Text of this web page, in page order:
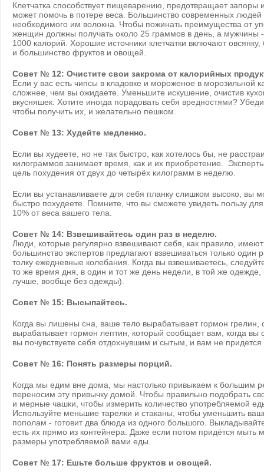
Клетчатка способствует пищеварению, предотвращает запоры
может помочь в потере веса. Большинство современных людей
необходимого им волокна. Чтобы пожинать преимущества от
женщин должны получать около 25 граммов в день, а мужчины
1000 калорий. Хорошие источники клетчатки включают
и большинство фруктов и овощей.
Совет № 12: Очистите свои закрома от калорийных
Если у вас есть чипсы в кладовке и мороженое в морозильной
сложнее, чем вы ожидаете. Уменьшите искушение, очистив
вкусняшек. Хотите иногда порадовать себя вредностями?
чтобы получить их, и желательно пешком.
Совет № 13: Худейте медленно.
Если вы худеете, но не так быстро, как хотелось бы, не
килограммов занимает время, как и их приобретение.
цель похудения от двух до четырёх килограмм в неделю.
Если вы устанавливаете для себя планку слишком высоко, вы
быстро похудеете. Помните, что вы сможете увидеть пользу
10% от веса вашего тела.
Совет № 14: Взвешивайтесь один раз в неделю.
Люди, которые регулярно взвешивают себя, как правило,
большинство экспертов предлагают взвешиваться только один
толку ежедневные колебания. Когда вы взвешиваетесь,
то же время дня, в один и тот же день недели, в той же одежде,
лучше, вообще без одежды).
Совет № 15: Высыпайтесь.
Когда вы лишены сна, ваше тело вырабатывает гормон
вырабатывает гормон лептин, который сообщает вам, когда вы
вы почувствуете себя отдохнувшим и сытым, и вам не
Совет № 16: Понять размеры порций.
Когда мы едим вне дома, мы настолько привыкаем к большим
переносим эту привычку домой. Чтобы правильно подобрать
и мерные чашки, чтобы измерить количество употребляемой
Используйте меньшие тарелки и стаканы, чтобы уменьшить
пополам - готовит два блюда из одного большого.
есть их прямо из контейнера. Даже если потом придётся мыть
размеры употребляемой вами еды.
Совет № 17: Ешьте больше фруктов и овощей.